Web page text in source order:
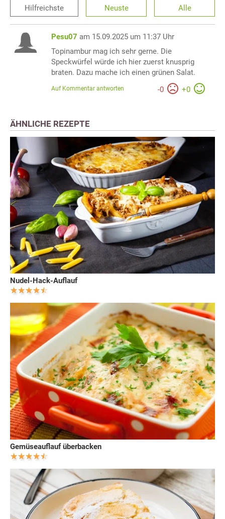
Hilfreichste Neuste Alle
Pesu07 am 15.09.2025 um 11:37 Uhr
Topinambur mag ich sehr gerne. Die
Speckwürfel würde ich hier zuerst knusprig
braten. Dazu mache ich einen grünen Salat.
-0 +0
Auf Kommentar antworten
ÄHNLICHE REZEPTE
Nudel-Hack-Auflauf
Gemüseauflauf überbacken